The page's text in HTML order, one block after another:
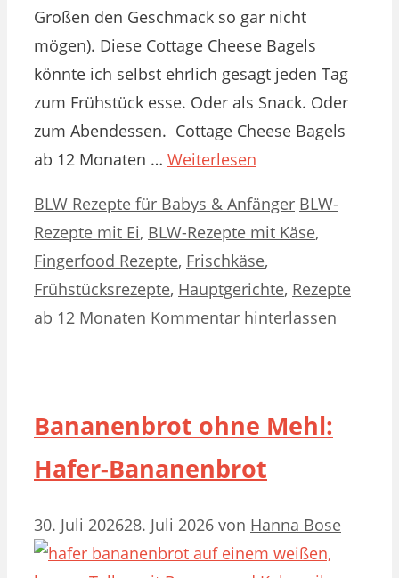
Großen den Geschmack so gar nicht
mögen). Diese Cottage Cheese Bagels
könnte ich selbst ehrlich gesagt jeden Tag
zum Frühstück esse. Oder als Snack. Oder
zum Abendessen. Cottage Cheese Bagels
ab 12 Monaten … Weiterlesen
Kategorien
BLW Rezepte für Babys & Anfänger Schlagwörter
BLW-
Rezepte mit Ei, BLW-Rezepte mit Käse,
Fingerfood Rezepte, Frischkäse,
Frühstücksrezepte, Hauptgerichte, Rezepte
ab 12 Monaten Kommentar hinterlassen
Bananenbrot ohne Mehl:
Hafer-Bananenbrot
30. Juli 202628. Juli 2026 von Hanna Bose